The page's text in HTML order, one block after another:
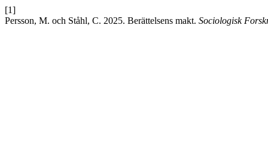
[1]
Persson, M. och Ståhl, C. 2025. Berättelsens makt. Sociologisk